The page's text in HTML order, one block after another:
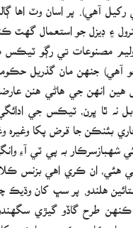
طرز جي گڏجاڻي رکيل آهي). پر
۽ ڊيزل جو استعمال گهٽ
جو آهي) جنهن مان گذريل
هين انهن جي هاڻي هنن
ٿا ڀرن، ٽيڪس جي
جا قرض پکا وغيره
شهبازسرڪار به پي ٽي آءِ
125 بلين رپيا ڪمائي سگهي هئي، ان ڪري
هلندو. پر سڀ کان وڌيڪ
طرح گاڏو گيڙي
دڪان حڪومت جا خرچ کاٻار